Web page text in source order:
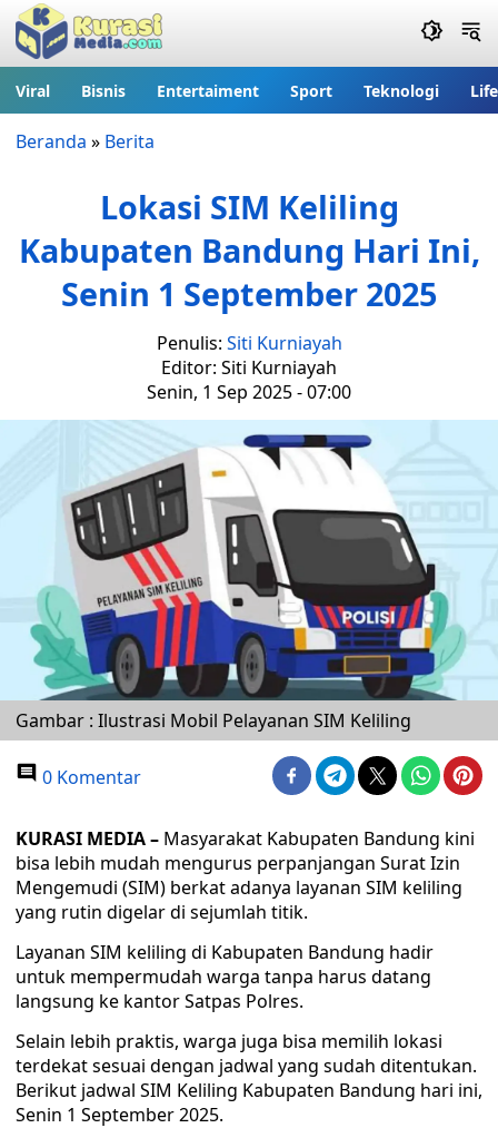
Viral Bisnis Entertaiment Sport Teknologi
Beranda » Berita
Lokasi SIM Keliling
Kabupaten Bandung Hari Ini,
Senin 1 September 2025
Penulis: Siti Kurniayah
Editor: Siti Kurniayah
Senin, 1 Sep 2025 - 07:00
Gambar : Ilustrasi Mobil Pelayanan SIM Keliling
0 Komentar
KURASI MEDIA – Masyarakat Kabupaten Bandung kini
bisa lebih mudah mengurus perpanjangan Surat Izin
Mengemudi (SIM) berkat adanya layanan SIM keliling
yang rutin digelar di sejumlah titik.
Layanan SIM keliling di Kabupaten Bandung hadir
untuk mempermudah warga tanpa harus datang
langsung ke kantor Satpas Polres.
Selain lebih praktis, warga juga bisa memilih lokasi
terdekat sesuai dengan jadwal yang sudah ditentukan.
Berikut jadwal SIM Keliling Kabupaten Bandung hari ini,
Senin 1 September 2025.